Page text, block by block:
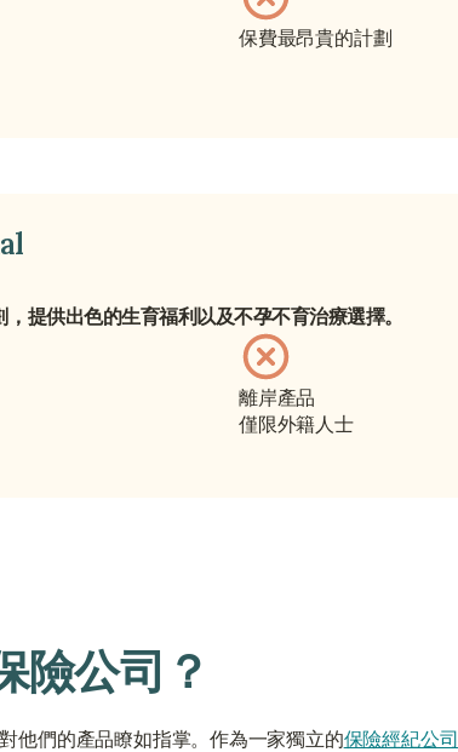
保費最昂貴的計劃
提供出色的生育福利以及不孕不育治療選擇。
離岸產品
僅限外籍人士
險公司？
他們的產品瞭如指掌。作為一家獨立的保險經紀公司